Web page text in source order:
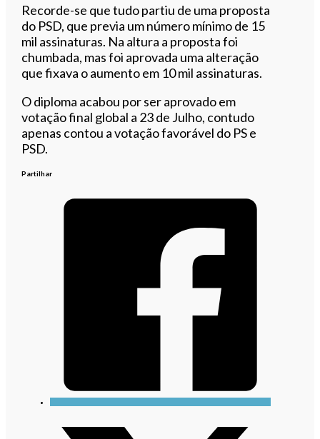
Recorde-se que tudo partiu de uma proposta
do PSD, que previa um número mínimo de 15
mil assinaturas. Na altura a proposta foi
chumbada, mas foi aprovada uma alteração
que fixava o aumento em 10 mil assinaturas.
O diploma acabou por ser aprovado em
votação final global a 23 de Julho, contudo
apenas contou a votação favorável do PS e
PSD.
Partilhar